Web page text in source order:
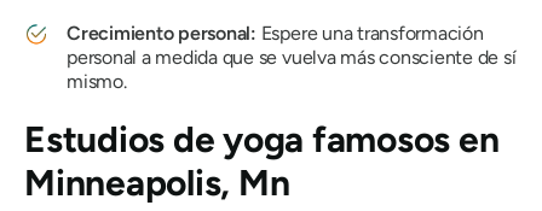
Crecimiento personal: Espere una transformación
personal a medida que se vuelva más consciente de sí
mismo.
Estudios de yoga famosos en
Minneapolis, Mn